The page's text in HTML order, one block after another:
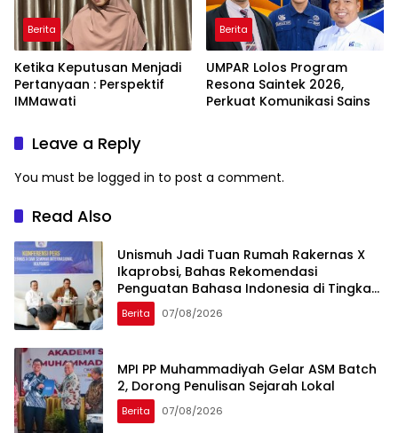
Berita
Ketika Keputusan Menjadi
Pertanyaan : Perspektif
IMMawati
Berita
UMPAR Lolos Program
Resona Saintek 2026,
Perkuat Komunikasi Sains
Leave a Reply
You must be logged in to post a comment.
Read Also
Unismuh Jadi Tuan Rumah Rakernas X
Ikaprobsi, Bahas Rekomendasi
Penguatan Bahasa Indonesia di Tingkat
Global
Berita 07/08/2026
MPI PP Muhammadiyah Gelar ASM Batch
2, Dorong Penulisan Sejarah Lokal
Berita 07/08/2026